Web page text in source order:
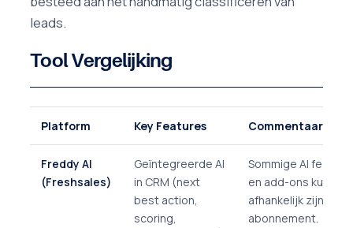
leads.
Tool Vergelijking
Platform Key Features Commentaar
Freddy AI
(Freshsales)
Geïntegreerde AI
in CRM (next
best action,
scoring,
Sommige AI
en add-ons kunnen
afhankelijk zijn van
abonnement.